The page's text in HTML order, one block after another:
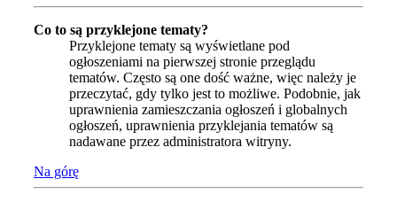
Co to są przyklejone tematy?
Przyklejone tematy są wyświetlane pod
ogłoszeniami na pierwszej stronie przeglądu
tematów. Często są one dość ważne, więc należy je
przeczytać, gdy tylko jest to możliwe. Podobnie, jak
uprawnienia zamieszczania ogłoszeń i globalnych
ogłoszeń, uprawnienia przyklejania tematów są
nadawane przez administratora witryny.
Na górę